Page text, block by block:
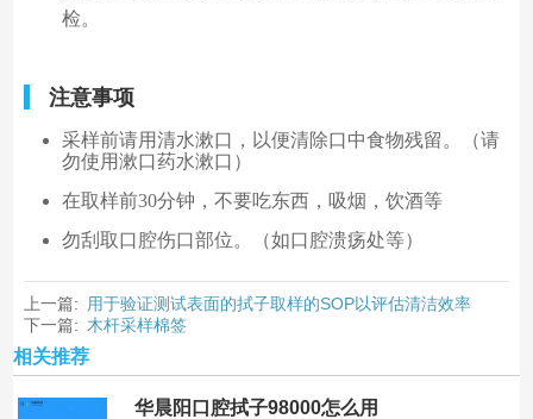
检。
注意事项
采样前请用清水漱口，以便清除口中食物残留。（请
勿使用漱口药水漱口）
在取样前30分钟，不要吃东西，吸烟，饮酒等
勿刮取口腔伤口部位。（如口腔溃疡处等）
上一篇:
用于验证测试表面的拭子取样的SOP以评估清洁效率
下一篇: 木杆采样棉签
相关推荐
华晨阳口腔拭子98000怎么用